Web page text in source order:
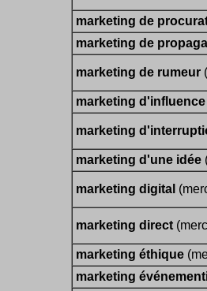
marketing de
marketing de
marketing de rumeur
marketing d'influence
marketing
marketing d'une idée
marketing digital
marketing direct
marketing éthique
marketing